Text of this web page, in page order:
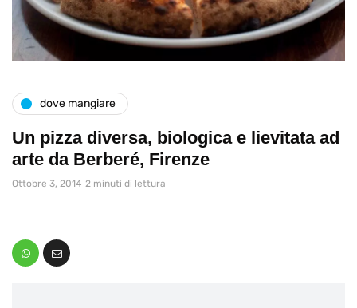
dove mangiare
Un pizza diversa, biologica e lievitata ad
arte da Berberé, Firenze
Ottobre 3, 2014 2 minuti di lettura